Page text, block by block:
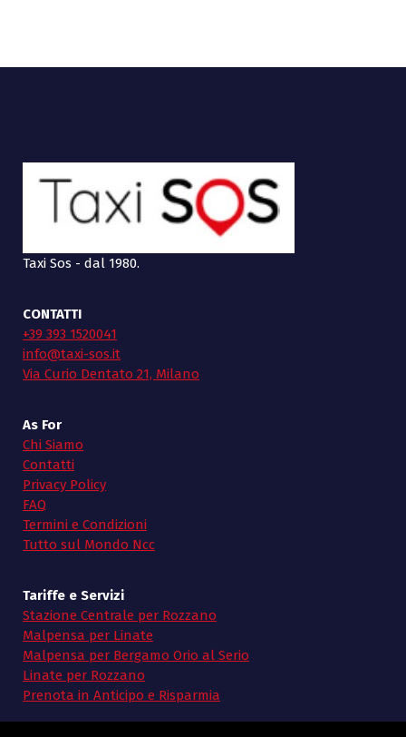
Taxi Sos - dal 1980.
CONTATTI
+39 393 1520041
info@taxi-sos.it
Via Curio Dentato 21, Milano
As For
Chi Siamo
Contatti
Privacy Policy
FAQ
Termini e Condizioni
Tutto sul Mondo Ncc
Tariffe e Servizi
Stazione Centrale per Rozzano
Malpensa per Linate
Malpensa per Bergamo Orio al Serio
Linate per Rozzano
Prenota in Anticipo e Risparmia